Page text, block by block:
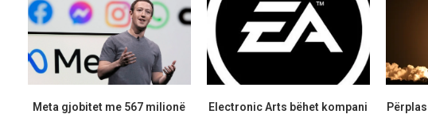
Meta gjobitet me 567 milionë
Electronic Arts bëhet kompani